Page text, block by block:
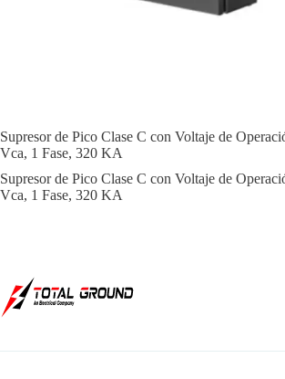
Supresor de Pico Clase C con Voltaje de
Vca, 1 Fase, 320 KA
Supresor de Pico Clase C con Voltaje de
Vca, 1 Fase, 320 KA